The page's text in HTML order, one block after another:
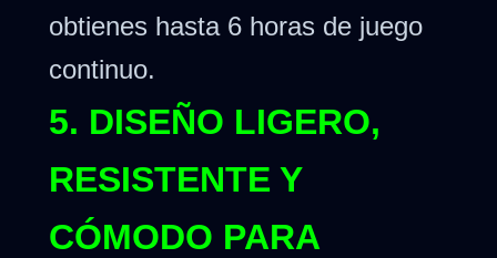
obtienes hasta 6 horas de juego
continuo.
5. DISEÑO LIGERO,
RESISTENTE Y
CÓMODO PARA